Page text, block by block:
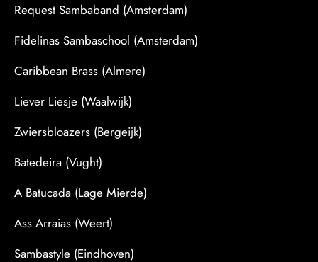
Request Sambaband (Amsterdam)
Fidelinas Sambaschool (Amsterdam)
Caribbean Brass (Almere)
Liever Liesje (Waalwijk)
Zwiersbloazers (Bergeijk)
Batedeira (Vught)
A Batucada (Lage Mierde)
Ass Arraias (Weert)
Sambastyle (Eindhoven)